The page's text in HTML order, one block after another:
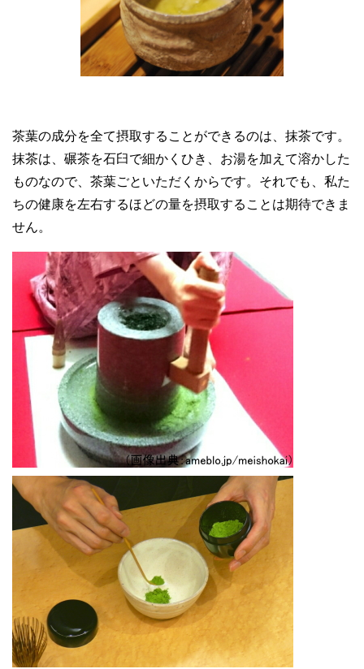
茶葉の成分を全て摂取することができるのは、抹茶です。
抹茶は、碾茶を石臼で細かくひき、お湯を加えて溶かした
ものなので、茶葉ごといただくからです。それでも、私た
ちの健康を左右するほどの量を摂取することは期待できま
せん。